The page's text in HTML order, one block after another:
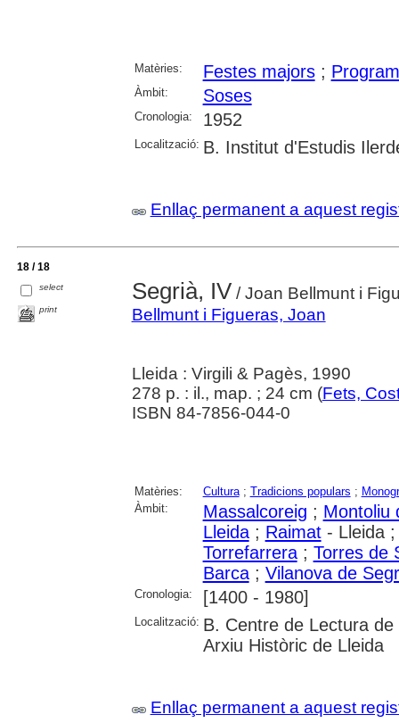
Matèries: Festes majors;
Àmbit: Soses
Cronologia: 1952
Localització: B. Institut d'Estudis
Enllaç permanent a aquest
18 / 18
select
print
Segrià, IV / Joan Bellmunt i
Bellmunt i Figueras, Joan
Lleida : Virgili & Pagès, 1990
278 p. : il., map. ; 24 cm (Fets,
ISBN 84-7856-044-0
Matèries: Cultura; Tradicions populars ;
Àmbit:
Massalcoreig ; Montoliu
Lleida; Raimat- Lleida
Torrefarrera; Torres de
Barca; Vilanova de
Cronologia: [1400 - 1980]
Localització: B. Centre de Lectura
Arxiu Històric de Lleida
Enllaç permanent a aquest